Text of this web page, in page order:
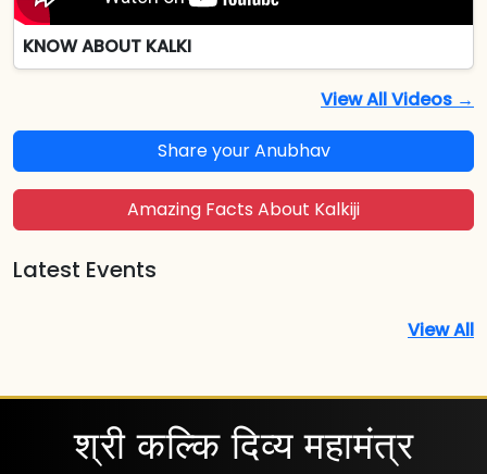
KNOW ABOUT KALKI
View All Videos →
Share your Anubhav
Amazing Facts About Kalkiji
Latest Events
View All
श्री कल्कि दिव्य महामंत्र